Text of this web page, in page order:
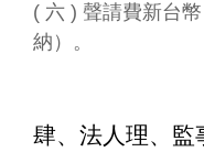
( 六 ) 聲請費新台
納）。
肆、法人理、監